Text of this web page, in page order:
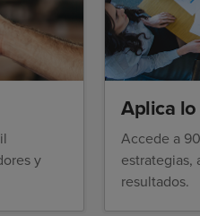
y
Aplica
Accede a
estrategias,
resultados.